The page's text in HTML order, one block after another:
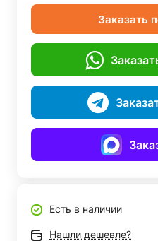
Заказать
Есть в наличии
Нашли дешевле?